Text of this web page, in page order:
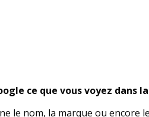
ce que vous voyez dans
le nom, la marque ou encore